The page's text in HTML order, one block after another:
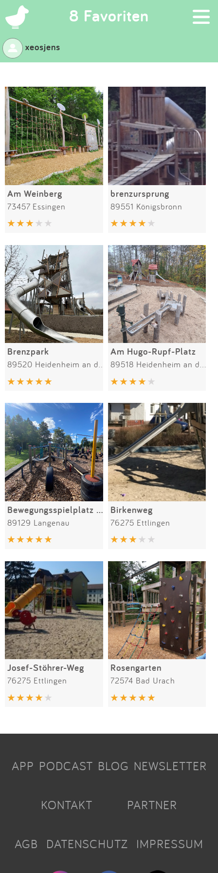
8 Favoriten ×
Suchen
Eintragen
App
Blog
Partner
Kontakt
Impressum
Anmelden
xeosjens
Am Weinberg
73457 Essingen
brenzursprung
89551 Königsbronn
Brenzpark Am Hugo-Rupf-Platz
Bewegungsspielplatz Kiesgräble
89129 Langenau
Birkenweg
76275 Ettlingen
Josef-Stöhrer-Weg
76275 Ettlingen
Rosengarten
72574 Bad Urach
APP PODCAST BLOG NEWSLETTER
KONTAKT PARTNER
AGB DATENSCHUTZ IMPRESSUM